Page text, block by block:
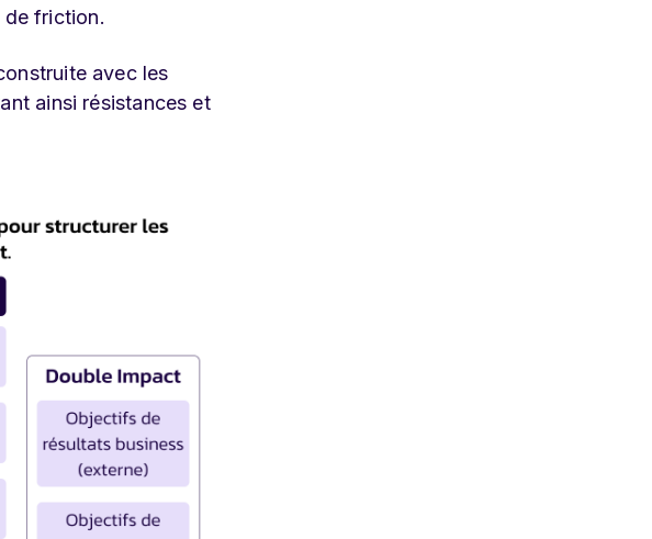
de friction.
avec les
ainsi résistances et